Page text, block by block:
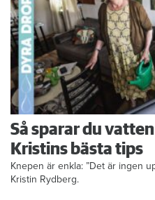
Så sparar du
Kristins bästa tips
Knepen är enkla: ”Det är ingen
Kristin Rydberg.